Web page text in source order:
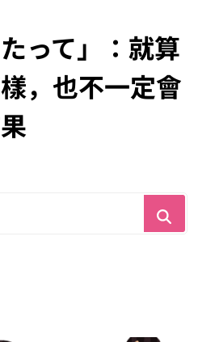
たって」：就算
，也不一定會